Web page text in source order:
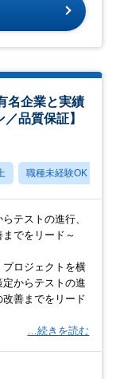
名企業と実績
品質保証】
職種未経験OK
テストの進行、
でをリード～
プロジェクトを横
からテストの進
善までをリード
…続きを読む